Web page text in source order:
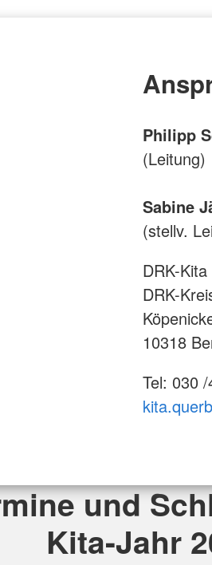
Philipp
(Leitung)
Sabine
(stellv.
DRK-Kita
DRK-
10318
Tel: 030
und
Kita-Jahr